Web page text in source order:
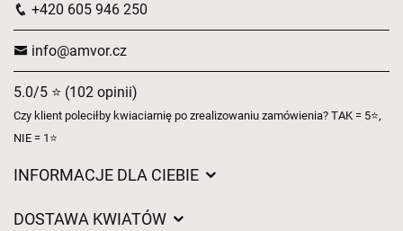
+420 605 946 250
info@amvor.cz
5.0/5 ⭐ (102 opinii)
Czy klient poleciłby kwiaciarnię po zrealizowaniu zamówienia? TAK = 5⭐,
NIE = 1⭐
INFORMACJE DLA CIEBIE
DOSTAWA KWIATÓW